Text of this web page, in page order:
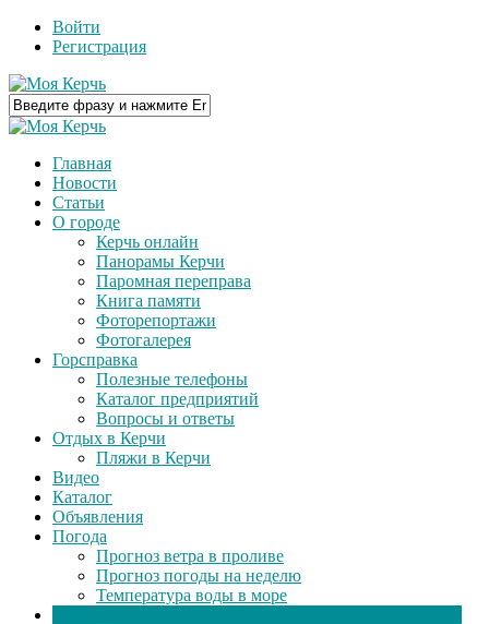
Войти
Регистрация
Главная
Новости
Статьи
О городе
Керчь онлайн
Панорамы Керчи
Паромная переправа
Книга памяти
Фоторепортажи
Фотогалерея
Горсправка
Полезные телефоны
Каталог предприятий
Вопросы и ответы
Отдых в Керчи
Пляжи в Керчи
Видео
Каталог
Объявления
Погода
Прогноз ветра в проливе
Прогноз погоды на неделю
Температура воды в море